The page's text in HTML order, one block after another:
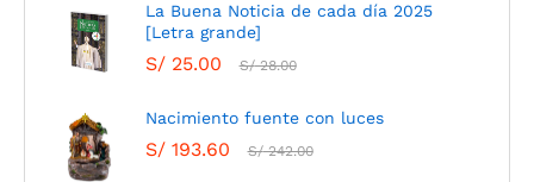
La Buena Noticia de cada día 2025
[Letra grande]
S/25.00 S/28.00
Nacimiento fuente con luces
S/193.60 S/242.00